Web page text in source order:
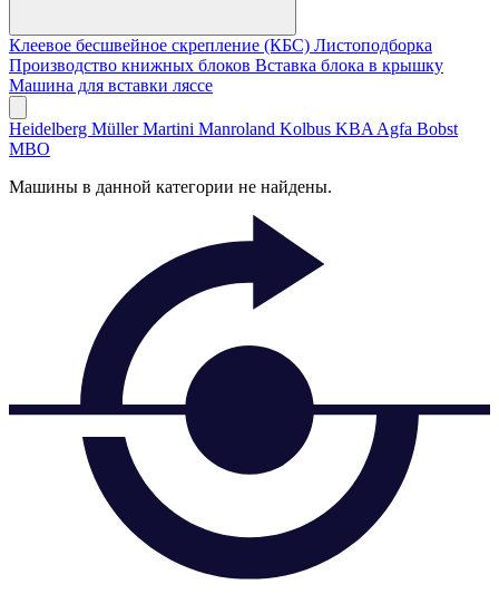
Клеевое бесшвейное скрепление (КБС) Листоподборка
Производство книжных блоков Вставка блока в крышку
Машина для вставки ляссе
Heidelberg Müller Martini Manroland Kolbus KBA Agfa Bobst
MBO
Машины в данной категории не найдены.